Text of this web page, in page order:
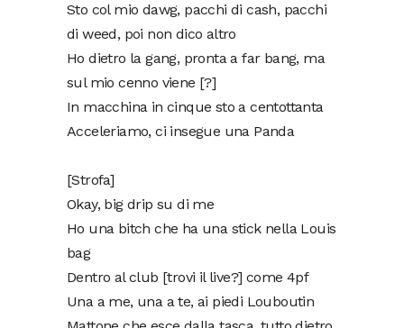
Sto col mio dawg, pacchi di cash, pacchi
di weed, poi non dico altro
Ho dietro la gang, pronta a far bang, ma
sul mio cenno viene [?]
In macchina in cinque sto a centottanta
Acceleriamo, ci insegue una Panda
[Strofa]
Okay, big drip su di me
Ho una bitch che ha una stick nella Louis
bag
Dentro al club [trovi il live?] come 4pf
Una a me, una a te, ai piedi Louboutin